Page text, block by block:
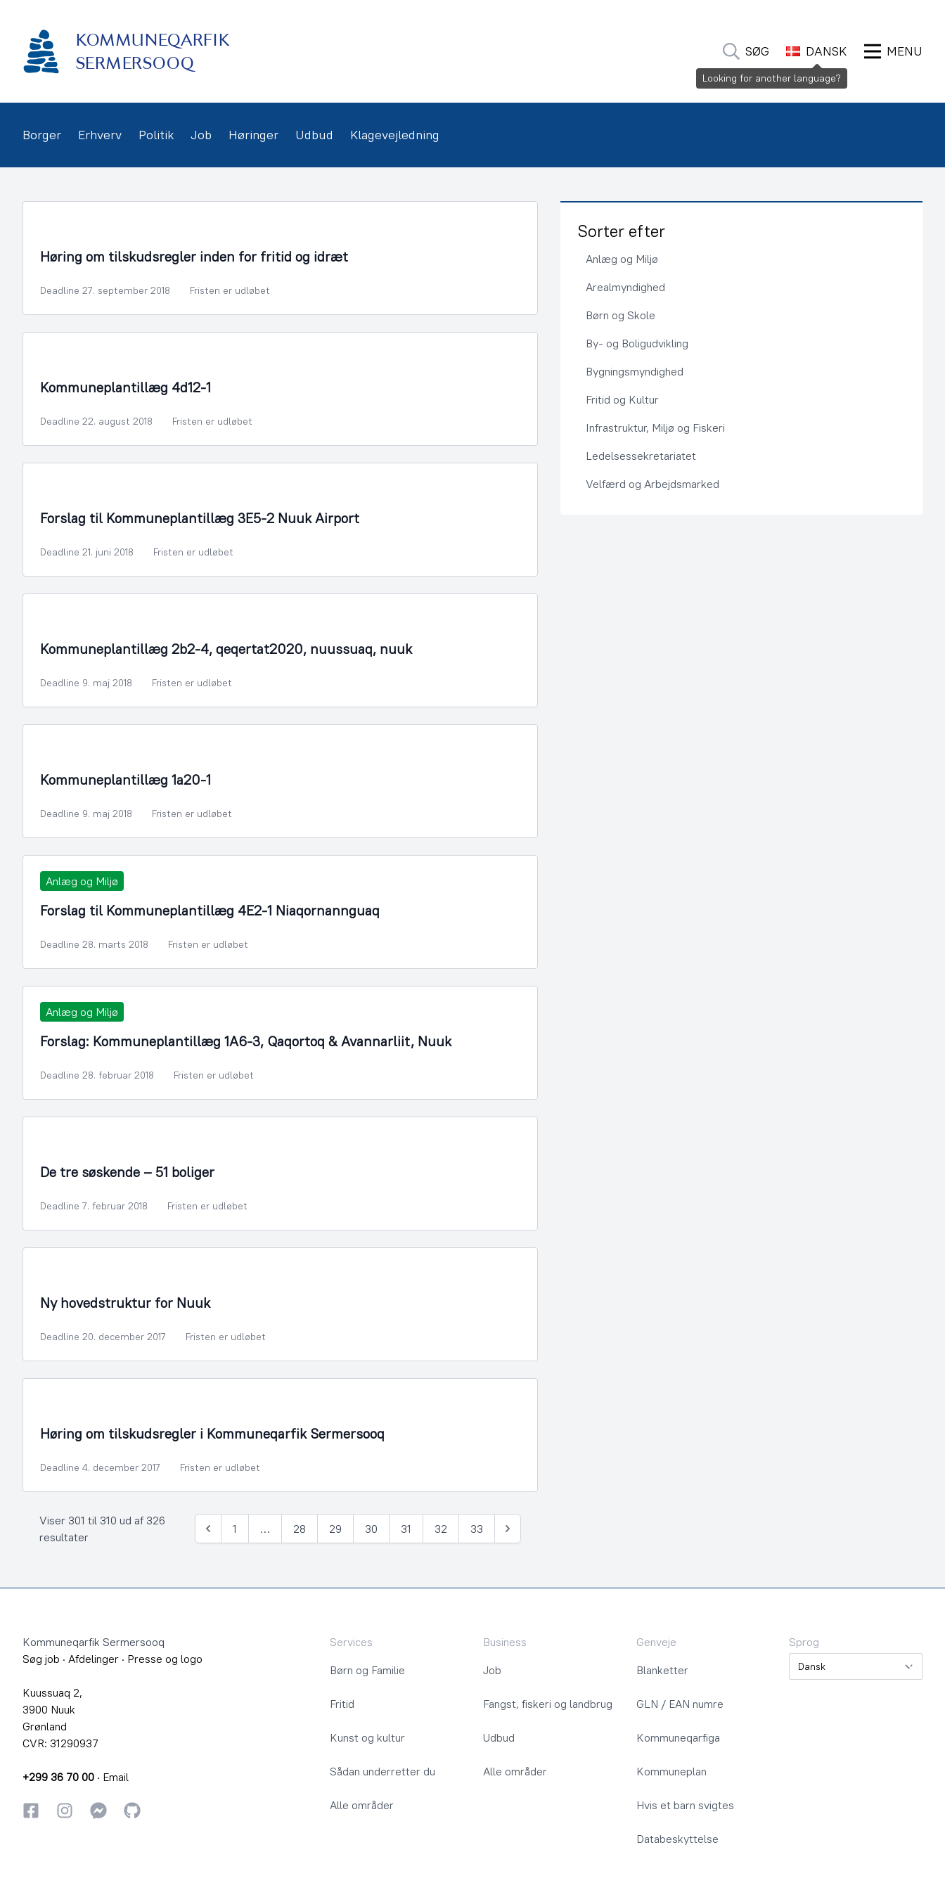
indhold
KOMMUNEQARFIK
SERMERSOOQ
SØG DANSK MENU
Borger Erhverv Politik Job Høringer Udbud Klagevejledning
Høring om tilskudsregler inden for fritid og idræt
Deadline 27. september 2018 Fristen er udløbet
Kommuneplantillæg 4d12-1
Deadline 22. august 2018 Fristen er udløbet
Forslag til Kommuneplantillæg 3E5-2 Nuuk Airport
Deadline 21. juni 2018 Fristen er udløbet
Kommuneplantillæg 2b2-4, qeqertat2020, nuussuaq, nuuk
Deadline 9. maj 2018 Fristen er udløbet
Kommuneplantillæg 1a20-1
Deadline 9. maj 2018 Fristen er udløbet
Anlæg og Miljø
Forslag til Kommuneplantillæg 4E2-1 Niaqornannguaq
Deadline 28. marts 2018 Fristen er udløbet
Anlæg og Miljø
Forslag: Kommuneplantillæg 1A6-3, Qaqortoq & Avannarliit, Nuuk
Deadline 28. februar 2018 Fristen er udløbet
De tre søskende – 51 boliger
Deadline 7. februar 2018 Fristen er udløbet
Ny hovedstruktur for Nuuk
Deadline 20. december 2017 Fristen er udløbet
Høring om tilskudsregler i Kommuneqarfik Sermersooq
Deadline 4. december 2017 Fristen er udløbet
Viser 301 til 310 ud af 326
resultater
Forrige
1 … 28 29 30 31 32 33
Næste
Sorter efter
Anlæg og Miljø
Arealmyndighed
Børn og Skole
By- og Boligudvikling
Bygningsmyndighed
Fritid og Kultur
Infrastruktur, Miljø og Fiskeri
Ledelsessekretariatet
Velfærd og Arbejdsmarked
Kommuneqarfik Sermersooq
Søg job · Afdelinger · Presse og logo
Kuussuaq 2,
3900 Nuuk
Grønland
CVR: 31290937
+299 36 70 00 · Email
FacebookInstagramInstagram
GitHub
Services
Børn og Familie
Fritid
Kunst og kultur
Sådan underretter du
Alle områder
Business
Job
Fangst, fiskeri og landbrug
Udbud
Alle områder
Genveje
Blanketter
GLN / EAN numre
Kommuneqarfiga
Kommuneplan
Hvis et barn svigtes
Databeskyttelse
Sprog
Sprog
Looking for another language?